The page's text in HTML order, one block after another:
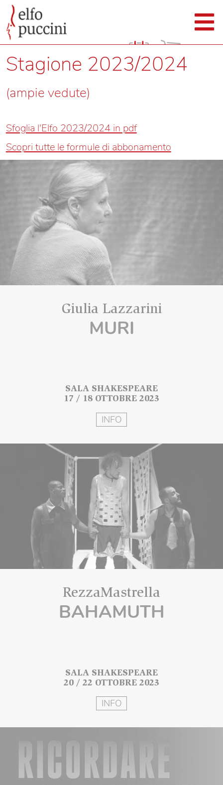
Stagione 2023/2024
(ampie vedute)
Sfoglia l'Elfo 2023/2024 in pdf
Scopri tutte le formule di abbonamento
Giulia Lazzarini
MURI
SALA SHAKESPEARE
17 / 18 OTTOBRE 2023
INFO
RezzaMastrella
BAHAMUTH
SALA SHAKESPEARE
20 / 22 OTTOBRE 2023
INFO